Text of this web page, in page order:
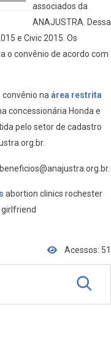
associados da
ANAJUSTRA. Dessa
e Civic 2015. Os
o convênio de acordo com
convênio naárea restrita
concessionária Honda e
pelo setor de cadastro
abortion clinics rochester
Acessos: 51